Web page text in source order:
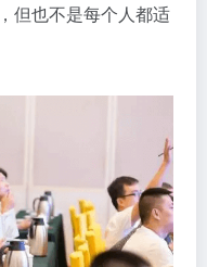
但也不是每个人都适